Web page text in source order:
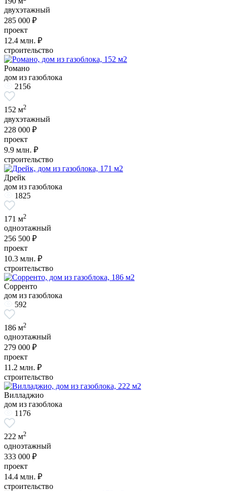
двухэтажный
285 000 ₽
проект
12.4 млн. ₽
строительство
Романо
дом из газоблока
2156
152 м2
двухэтажный
228 000 ₽
проект
9.9 млн. ₽
строительство
Дрейк
дом из газоблока
1825
171 м2
одноэтажный
256 500 ₽
проект
10.3 млн. ₽
строительство
Сорренто
дом из газоблока
592
186 м2
одноэтажный
279 000 ₽
проект
11.2 млн. ₽
строительство
Вилладжио
дом из газоблока
1176
222 м2
одноэтажный
333 000 ₽
проект
14.4 млн. ₽
строительство